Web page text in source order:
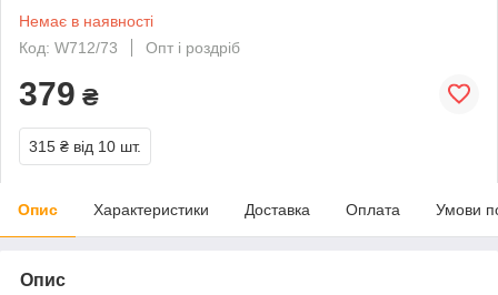
Немає в наявності
Код: W712/73
Опт і роздріб
379 ₴
315 ₴ від 10 шт.
Опис Характеристики Доставка Оплата Умови
Опис